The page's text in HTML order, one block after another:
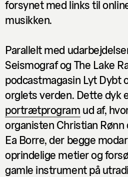
forsynet med links til
musikken.
Parallelt med
Seismograf og The Lake
podcastmagasin Lyt Dybt
orglets verden. Dette dyk
portrætprogram ud af,
organisten Christian
Ea Borre, der begge
oprindelige metier og
gamle instrument på